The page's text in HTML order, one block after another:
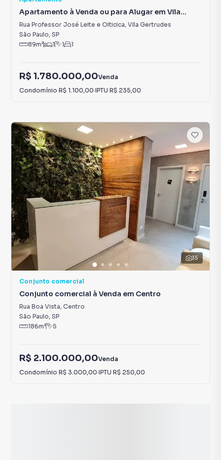
Apartamento à Venda ou para Alugar em Vila
Gertrudes
Rua Professor José Leite e Oiticica, Vila Gertrudes
São Paulo, SP
89m² 1 1 1
R$ 1.780.000,00Venda
Condomínio R$ 1.100,00·IPTU R$ 235,00
35
Conjunto comercial
Conjunto comercial à Venda em Centro
Rua Boa Vista, Centro
São Paulo, SP
186m² 5
R$ 2.100.000,00Venda
Condomínio R$ 3.000,00·IPTU R$ 250,00